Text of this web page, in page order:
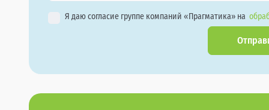
Я даю согласие группе компаний «Прагматика» на